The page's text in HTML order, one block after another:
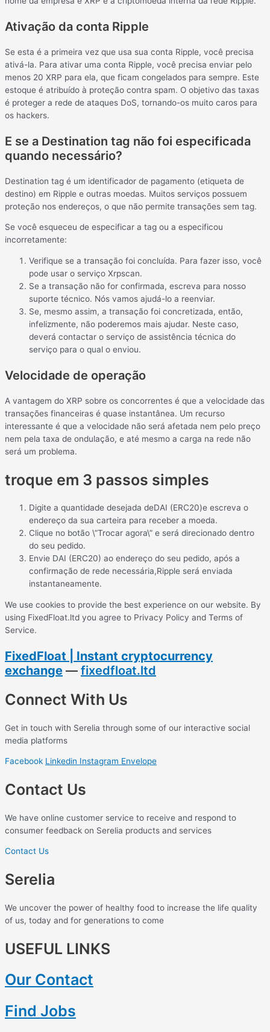
Ativação da conta Ripple
Se esta é a primeira vez que usa sua conta Ripple, você precisa
ativá-la. Para ativar uma conta Ripple, você precisa enviar pelo
menos 20 XRP para ela, que ficam congelados para sempre. Este
estoque é atribuído à proteção contra spam. O objetivo das taxas
é proteger a rede de ataques DoS, tornando-os muito caros para
os hackers.
E se a Destination tag não foi especificada
quando necessário?
Destination tag é um identificador de pagamento (etiqueta de
destino) em Ripple e outras moedas. Muitos serviços possuem
proteção nos endereços, o que não permite transações sem tag.
Se você esqueceu de especificar a tag ou a especificou
incorretamente:
Verifique se a transação foi concluída. Para fazer isso, você
pode usar o serviço Xrpscan.
Se a transação não for confirmada, escreva para nosso
suporte técnico. Nós vamos ajudá-lo a reenviar.
Se, mesmo assim, a transação foi concretizada, então,
infelizmente, não poderemos mais ajudar. Neste caso,
deverá contactar o serviço de assistência técnica do
serviço para o qual o enviou.
Velocidade de operação
A vantagem do XRP sobre os concorrentes é que a velocidade das
transações financeiras é quase instantânea. Um recurso
interessante é que a velocidade não será afetada nem pelo preço
nem pela taxa de ondulação, e até mesmo a carga na rede não
será um problema.
troque em 3 passos simples
Digite a quantidade desejada deDAI (ERC20)e escreva o
endereço da sua carteira para receber a moeda.
Clique no botão \”Trocar agora\” e será direcionado dentro
do seu pedido.
Envie DAI (ERC20) ao endereço do seu pedido, após a
confirmação de rede necessária,Ripple será enviada
instantaneamente.
We use cookies to provide the best experience on our website. By
using FixedFloat.ltd you agree to Privacy Policy and Terms of
Service.
FixedFloat | Instant cryptocurrency
exchange — fixedfloat.ltd
Connect With Us
Get in touch with Serelia through some of our interactive social
media platforms
Facebook Linkedin Instagram Envelope
Contact Us
We have online customer service to receive and respond to
consumer feedback on Serelia products and services
Contact Us
Serelia
We uncover the power of healthy food to increase the life quality
of us, today and for generations to come
USEFUL LINKS
Our Contact
Find Jobs